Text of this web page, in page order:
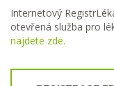
Internetový
otevřená služba pro
najdete zde.